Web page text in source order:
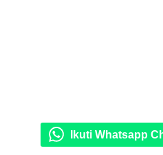
Ikuti Whatsapp